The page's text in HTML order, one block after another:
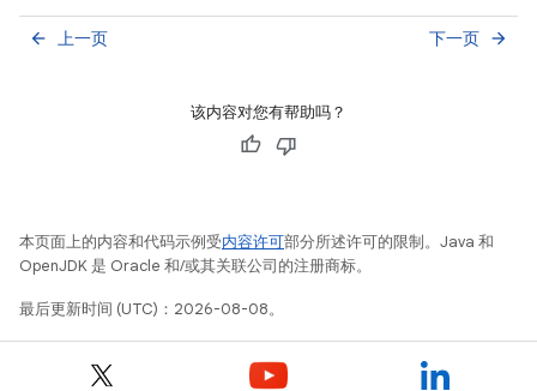
上一页
arrow_back 下一页 arrow_forward
该内容对您有帮助吗？
本页面上的内容和代码示例受内容许可部分所述许可的限制。Java 和
OpenJDK 是 Oracle 和/或其关联公司的注册商标。
最后更新时间 (UTC)：2026-08-08。